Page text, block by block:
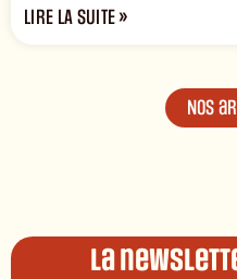
LIRE LA SUITE »
Nos
La